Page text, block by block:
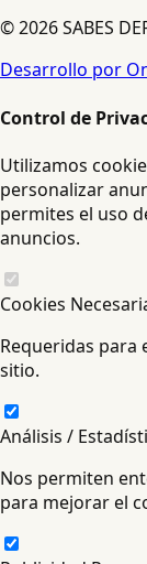
© 2026 SABES
Desarrollo por
Control de
Utilizamos
personalizar
permites el uso
anuncios.
Cookies
Requeridas para
sitio.
Análisis /
Nos permiten
para mejorar el